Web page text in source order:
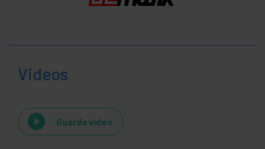
Videos
Guarda video